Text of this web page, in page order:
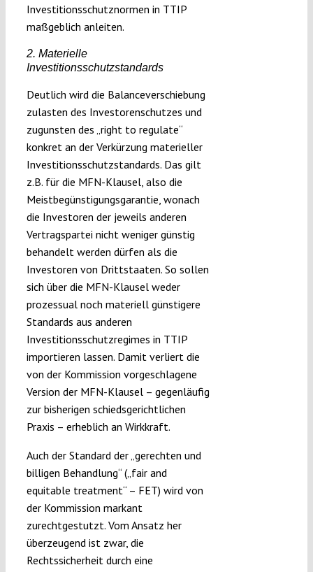
Investitionsschutznormen in TTIP
maßgeblich anleiten.
2. Materielle
Investitionsschutzstandards
Deutlich wird die Balanceverschiebung
zulasten des Investorenschutzes und
zugunsten des „right to regulate“
konkret an der Verkürzung materieller
Investitionsschutzstandards. Das gilt
z.B. für die MFN-Klausel, also die
Meistbegünstigungsgarantie, wonach
die Investoren der jeweils anderen
Vertragspartei nicht weniger günstig
behandelt werden dürfen als die
Investoren von Drittstaaten. So sollen
sich über die MFN-Klausel weder
prozessual noch materiell günstigere
Standards aus anderen
Investitionsschutzregimes in TTIP
importieren lassen. Damit verliert die
von der Kommission vorgeschlagene
Version der MFN-Klausel – gegenläufig
zur bisherigen schiedsgerichtlichen
Praxis – erheblich an Wirkkraft.
Auch der Standard der „gerechten und
billigen Behandlung“ („fair and
equitable treatment“ – FET) wird von
der Kommission markant
zurechtgestutzt. Vom Ansatz her
überzeugend ist zwar, die
Rechtssicherheit durch eine